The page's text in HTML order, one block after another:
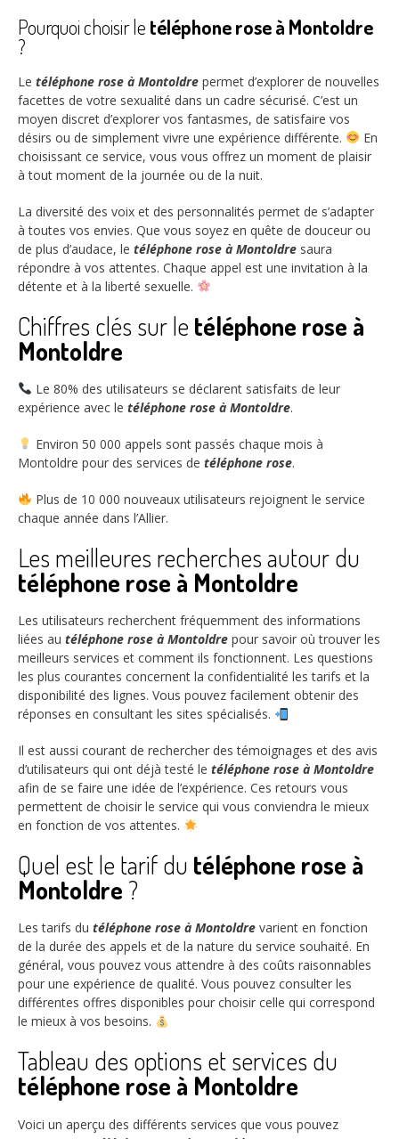
Pourquoi choisir le téléphone rose à Montoldre
?
Le téléphone rose à Montoldre permet d’explorer de nouvelles
facettes de votre sexualité dans un cadre sécurisé. C’est un
moyen discret d’explorer vos fantasmes, de satisfaire vos
désirs ou de simplement vivre une expérience différente.
En
choisissant ce service, vous vous offrez un moment de plaisir
à tout moment de la journée ou de la nuit.
La diversité des voix et des personnalités permet de s’adapter
à toutes vos envies. Que vous soyez en quête de douceur ou
de plus d’audace, le téléphone rose à Montoldre saura
répondre à vos attentes. Chaque appel est une invitation à la
détente et à la liberté sexuelle.
Chiffres clés sur le téléphone rose à
Montoldre
Le 80% des utilisateurs se déclarent satisfaits de leur
expérience avec le téléphone rose à Montoldre.
Environ 50 000 appels sont passés chaque mois à
Montoldre pour des services de téléphone rose.
Plus de 10 000 nouveaux utilisateurs rejoignent le service
chaque année dans l’Allier.
Les meilleures recherches autour du
téléphone rose à Montoldre
Les utilisateurs recherchent fréquemment des informations
liées au téléphone rose à Montoldre pour savoir où trouver les
meilleurs services et comment ils fonctionnent. Les questions
les plus courantes concernent la confidentialité les tarifs et la
disponibilité des lignes. Vous pouvez facilement obtenir des
réponses en consultant les sites spécialisés.
Il est aussi courant de rechercher des témoignages et des avis
d’utilisateurs qui ont déjà testé le téléphone rose à Montoldre
afin de se faire une idée de l’expérience. Ces retours vous
permettent de choisir le service qui vous conviendra le mieux
en fonction de vos attentes.
Quel est le tarif du téléphone rose à
Montoldre ?
Les tarifs du téléphone rose à Montoldre varient en fonction
de la durée des appels et de la nature du service souhaité. En
général, vous pouvez vous attendre à des coûts raisonnables
pour une expérience de qualité. Vous pouvez consulter les
différentes offres disponibles pour choisir celle qui correspond
le mieux à vos besoins.
Tableau des options et services du
téléphone rose à Montoldre
Voici un aperçu des différents services que vous pouvez